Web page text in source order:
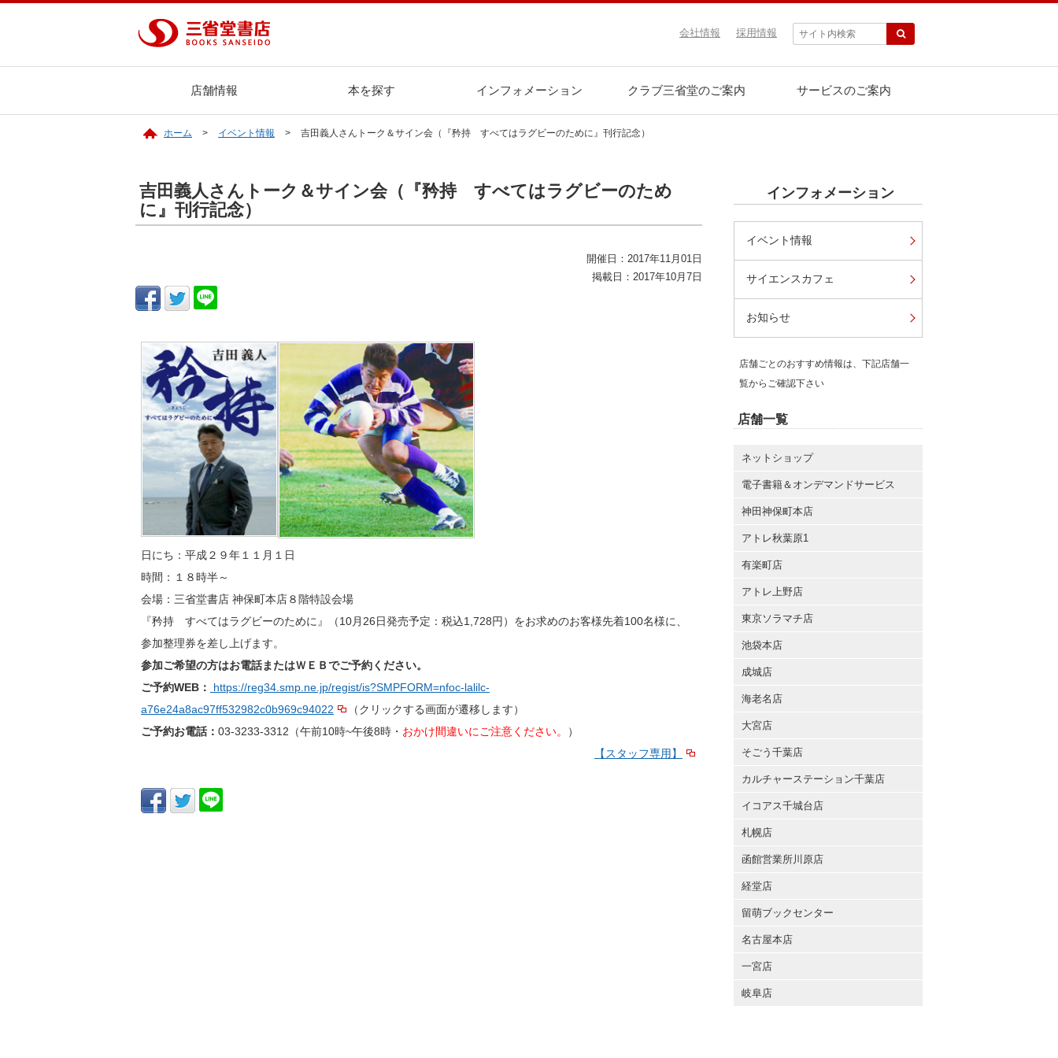
採用情報
会社情報
店舗情報 本を探す インフォメーション クラブ三省堂のご案内 サービスのご案内
ホーム イベント情報 吉田義人さんトーク＆サイン会（『矜持 すべてはラグビーのために』刊行記念）
吉田義人さんトーク＆サイン会（『矜持 すべてはラグビーのため
に』刊行記念）
開催日：2017年11月01日
掲載日：2017年10月7日
日にち：平成２９年１１月１日
時間：１８時半～
会場：三省堂書店 神保町本店８階特設会場
『矜持 すべてはラグビーのために』（10月26日発売予定：税込1,728円）をお求めのお客様先着100名様に、
参加整理券を差し上げます。
参加ご希望の方はお電話またはＷＥＢでご予約ください。
ご予約WEB：
https://reg34.smp.ne.jp/regist/is?SMPFORM=nfoc-lalilc-
a76e24a8ac97ff532982c0b969c94022
（クリックする画面が遷移します）
ご予約お電話： 03-3233-3312（午前10時~午後8時・ おかけ間違いにご注意ください。
）
【スタッフ専用】
インフォメーション
イベント情報
サイエンスカフェ
お知らせ
店舗ごとのおすすめ情報は、下記店舗一
覧からご確認下さい
店舗一覧
ネットショップ
電子書籍＆オンデマンドサービス
神田神保町本店
アトレ秋葉原1
有楽町店
アトレ上野店
東京ソラマチ店
池袋本店
成城店
海老名店
大宮店
そごう千葉店
カルチャーステーション千葉店
イコアス千城台店
札幌店
函館営業所川原店
経堂店
留萌ブックセンター
名古屋本店
一宮店
岐阜店